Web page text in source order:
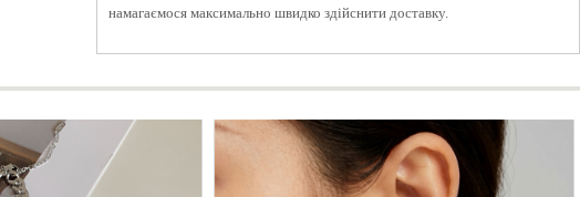
намагаємося максимально швидко здійснити доставку.